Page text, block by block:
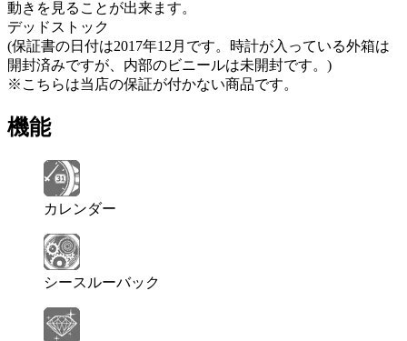
動きを見ることが出来ます。
デッドストック
(保証書の日付は2017年12月です。時計が入っている外箱は
開封済みですが、内部のビニールは未開封です。)
※こちらは当店の保証が付かない商品です。
機能
カレンダー
シースルーバック